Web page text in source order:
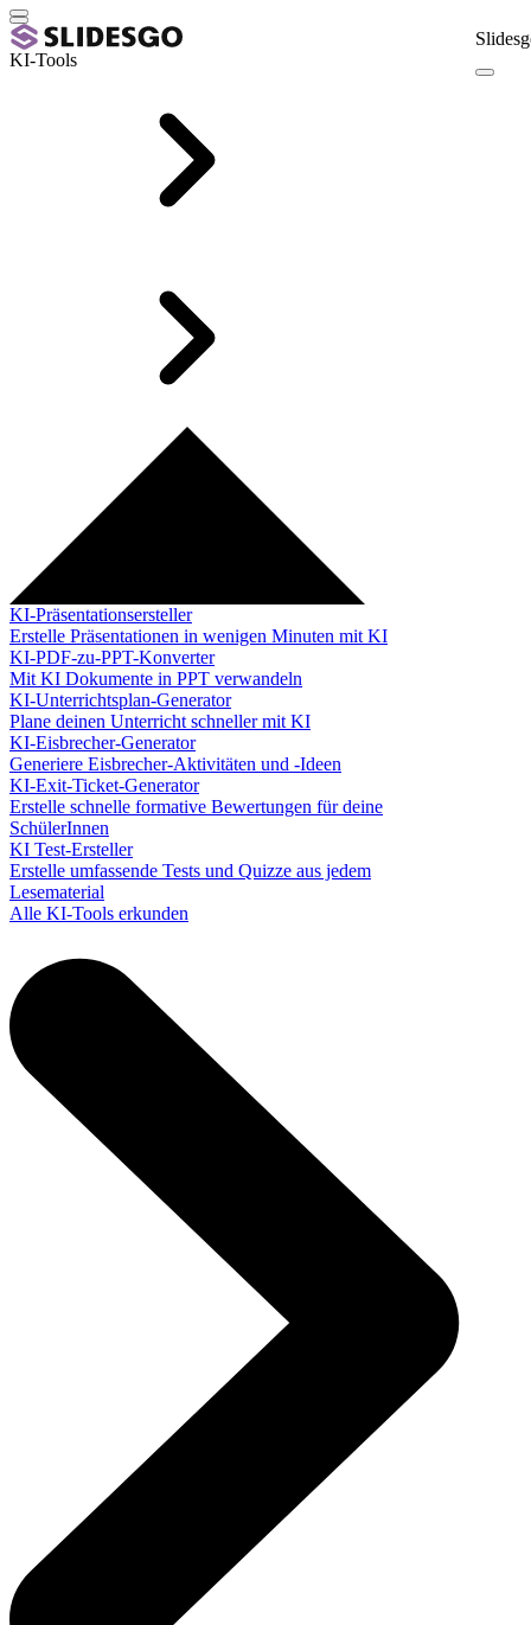
KI-Tools
KI-Präsentationsersteller
Erstelle Präsentationen in wenigen Minuten mit KI
KI-PDF-zu-PPT-Konverter
Mit KI Dokumente in PPT verwandeln
KI-Unterrichtsplan-Generator
Plane deinen Unterricht schneller mit KI
KI-Eisbrecher-Generator
Generiere Eisbrecher-Aktivitäten und -Ideen
KI-Exit-Ticket-Generator
Erstelle schnelle formative Bewertungen für deine
SchülerInnen
KI Test-Ersteller
Erstelle umfassende Tests und Quizze aus jedem
Lesematerial
Alle KI-Tools erkunden